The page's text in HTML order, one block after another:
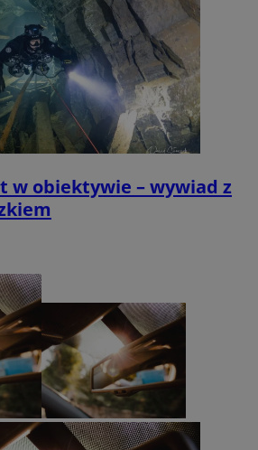
w obiektywie – wywiad z